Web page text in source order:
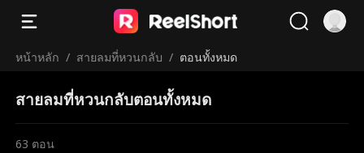
หน้าหลัก / สายลมที่หวนกลับ / ตอนทั้งหมด
สายลมที่หวนกลับตอนทั้งหมด
63 ตอน